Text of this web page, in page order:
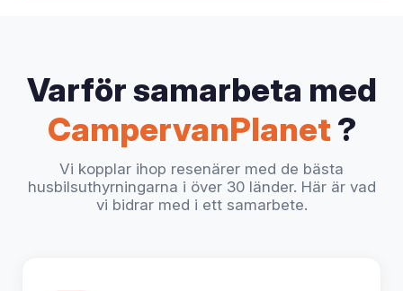
Varför samarbeta med
CampervanPlanet ?
Vi kopplar ihop resenärer med de bästa
husbilsuthyrningarna i över 30 länder. Här är vad
vi bidrar med i ett samarbete.